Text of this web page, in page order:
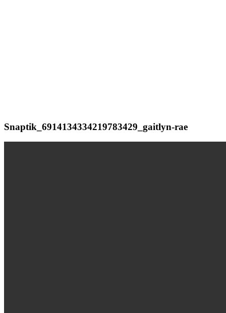
Snaptik_6914134334219783429_gaitlyn-rae